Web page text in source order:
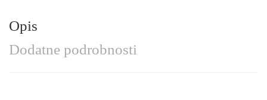
Opis
Dodatne podrobnosti